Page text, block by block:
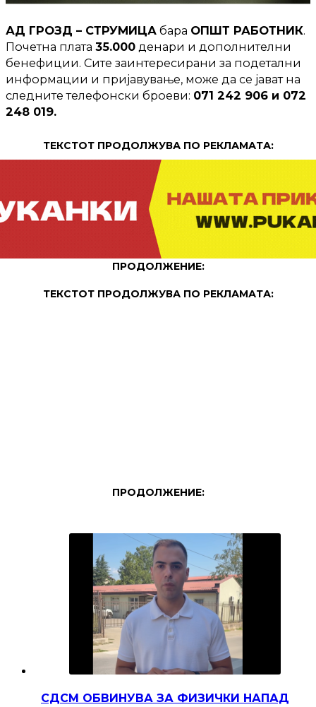
АД ГРОЗД – СТРУМИЦА бара ОПШТ РАБОТНИК.
Почетна плата 35.000 денари и дополнителни
бенефиции. Сите заинтересирани за подетални
информации и пријавување, може да се јават на
следните телефонски броеви: 071 242 906 и 072
248 019.
ТЕКСТОТ ПРОДОЛЖУВА ПО РЕКЛАМАТА:
ПРОДОЛЖЕНИЕ:
ТЕКСТОТ ПРОДОЛЖУВА ПО РЕКЛАМАТА:
ПРОДОЛЖЕНИЕ:
СДСМ ОБВИНУВА ЗА ФИЗИЧКИ НАПАД